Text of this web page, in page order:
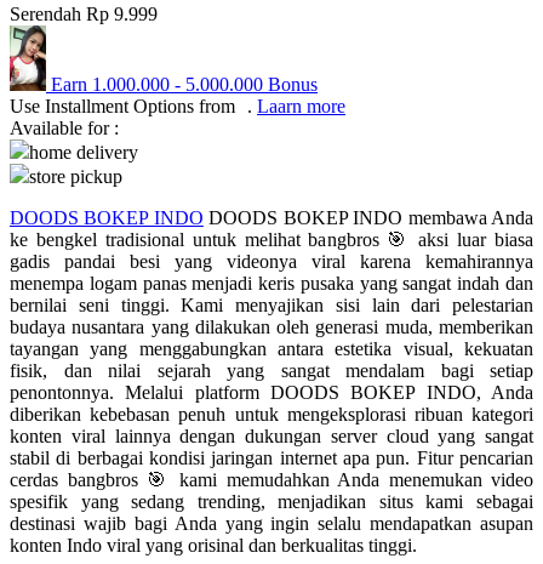
Pureats
QV Baby
R
Real Shades
Red Castle
Ribbon Madness
S
Sebamed
Silver Cross
Simply Idea
Skip Hop
Spectra
Serendah Rp 9.999
Earn 1.000.000 - 5.000.000 Bonus
Use Installment Options from
. Laarn more
Available for :
home delivery
store pickup
DOODS BOKEP INDO DOODS BOKEP INDO membawa Anda
ke bengkel tradisional untuk melihat bangbros 🎯 aksi luar biasa
gadis pandai besi yang videonya viral karena kemahirannya
menempa logam panas menjadi keris pusaka yang sangat indah dan
bernilai seni tinggi. Kami menyajikan sisi lain dari pelestarian
budaya nusantara yang dilakukan oleh generasi muda, memberikan
tayangan yang menggabungkan antara estetika visual, kekuatan
fisik, dan nilai sejarah yang sangat mendalam bagi setiap
penontonnya. Melalui platform DOODS BOKEP INDO, Anda
diberikan kebebasan penuh untuk mengeksplorasi ribuan kategori
konten viral lainnya dengan dukungan server cloud yang sangat
stabil di berbagai kondisi jaringan internet apa pun. Fitur pencarian
cerdas bangbros 🎯 kami memudahkan Anda menemukan video
spesifik yang sedang trending, menjadikan situs kami sebagai
destinasi wajib bagi Anda yang ingin selalu mendapatkan asupan
konten Indo viral yang orisinal dan berkualitas tinggi.